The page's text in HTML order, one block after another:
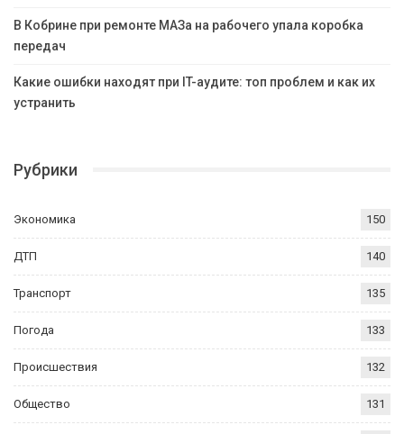
В Кобрине при ремонте МАЗа на рабочего упала коробка
передач
Какие ошибки находят при IT-аудите: топ проблем и как их
устранить
Рубрики
Экономика 150
ДТП 140
Транспорт 135
Погода 133
Происшествия 132
Общество 131